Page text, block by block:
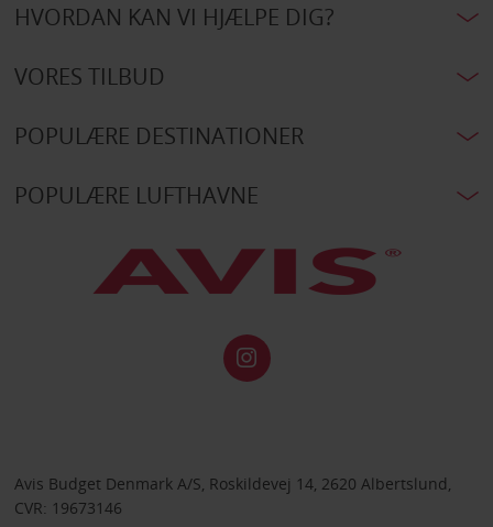
HVORDAN KAN VI HJÆLPE DIG?
VORES TILBUD
POPULÆRE DESTINATIONER
POPULÆRE LUFTHAVNE
Avis Budget Denmark A/S, Roskildevej 14, 2620 Albertslund,
CVR: 19673146